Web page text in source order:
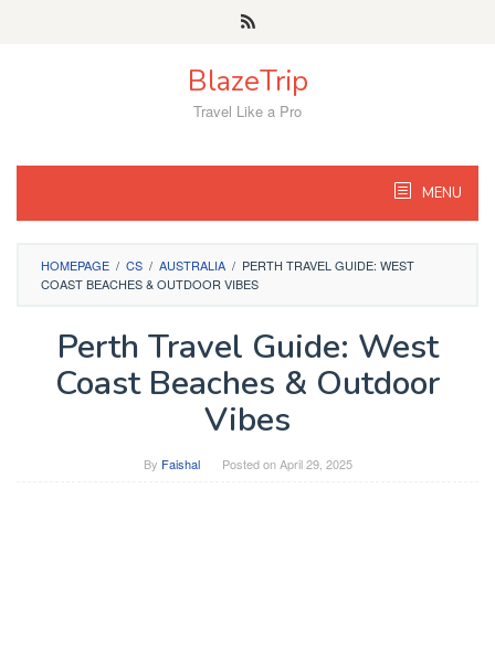
BlazeTrip
Travel Like a Pro
MENU
HOMEPAGE / CS / AUSTRALIA / PERTH TRAVEL GUIDE: WEST
COAST BEACHES & OUTDOOR VIBES
Perth Travel Guide: West
Coast Beaches & Outdoor
Vibes
By Faishal Posted onApril 29, 2025